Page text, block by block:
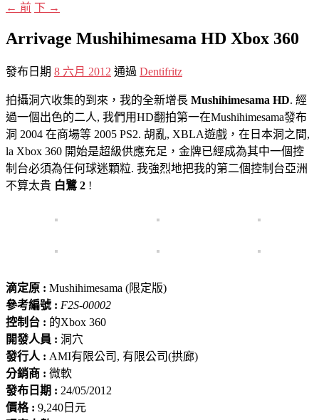
← 前 下 →
Arrivage Mushihimesama HD Xbox 360
發布日期 8 六月 2012 通過 Dentifritz
拍攝洞穴收集的到來，我的全新增長 Mushihimesama HD. 經
過一個出色的二人, 我們用HD翻拍第一在Mushihimesama發布
洞 2004 在商場等 2005 PS2. 胡亂, XBLA遊戲，在日本洞之間,
la Xbox 360 開始是超級供應充足，金牌已經成為其中一個控
制台必須為任何球迷顆粒. 我強烈地把我的第二個控制台亞洲
不算太貴 白鷺 2 !
滴定原 : Mushihimesama (限定版)
參考編號 : F2S-00002
控制台 : 的Xbox 360
開發人員 : 洞穴
發行人 : AMI有限公司, 有限公司(拱廊)
分銷商 : 微軟
發布日期 : 24/05/2012
價格 : 9,240日元